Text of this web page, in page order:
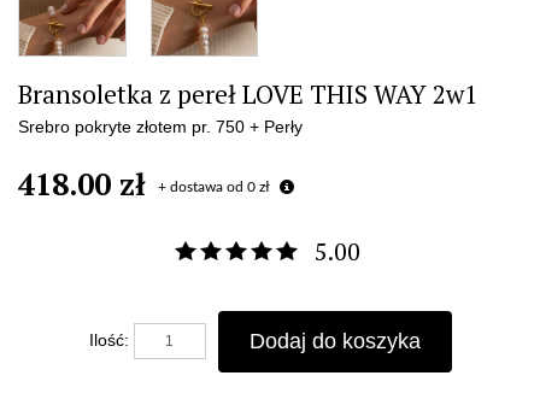
Bransoletka z pereł LOVE THIS WAY 2w1
Srebro pokryte złotem pr. 750 + Perły
418.00 zł + dostawa od 0 zł
5.00
Ilość: Dodaj do koszyka